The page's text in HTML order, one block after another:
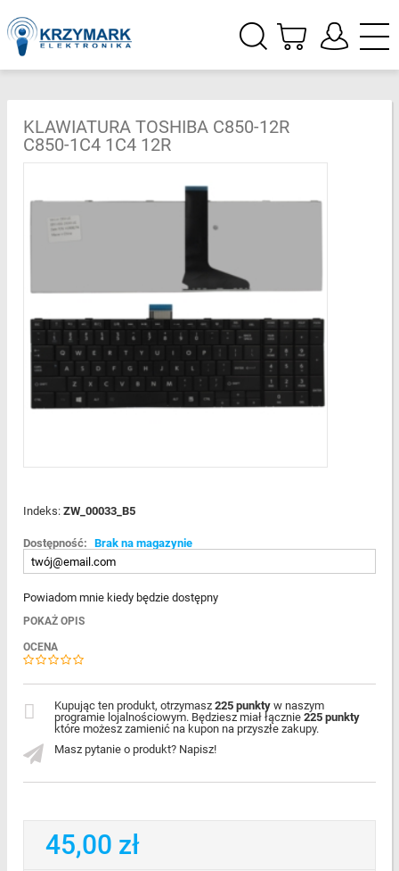
KLAWIATURA TOSHIBA C850-12R
C850-1C4 1C4 12R
Indeks: ZW_00033_B5
Dostępność: Brak na magazynie
Powiadom mnie kiedy będzie dostępny
POKAŻ OPIS
OCENA
Masz pytanie o produkt? Napisz!
Kupując ten produkt, otrzymasz 225 punkty w naszym
programie lojalnościowym. Będziesz miał łącznie 225 punkty
które możesz zamienić na kupon na przyszłe zakupy.
45,00 zł